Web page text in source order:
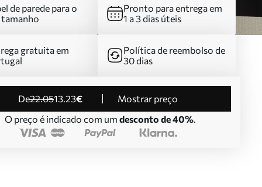
de parede para o
tamanho
Pronto para entrega em
1 a 3 dias úteis
gratuita em
Política de reembolso de
30 dias
de22.0513.23€
Mostrar preço
O preço é indicado com um desconto de 40%.